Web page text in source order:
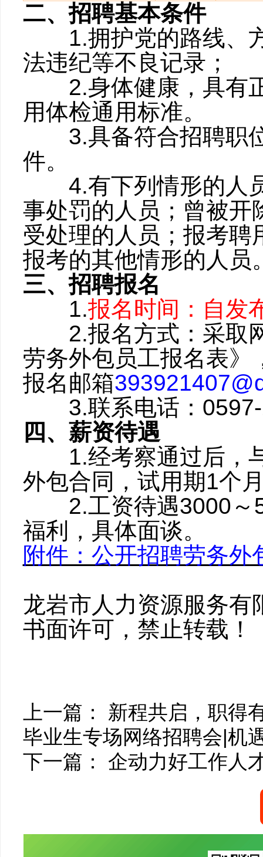
二、招聘基本条件
1.拥护党的路线、方
法违纪等不良记录；
2.身体健康，具有正
用体检通用标准。
3.具备符合招聘职位
件。
4.有下列情形的人员
事处罚的人员；曾被开
受处理的人员；报考聘
报考的其他情形的人员
三、招聘报名
1.报名时间：自发
2.报名方式：采取网
劳务外包员工报名表》
报名邮箱
3.联系电话：0597-
四、薪资待遇
1.经考察通过后，与
外包合同，试用期1个
2.工资待遇3000～
福利，具体面谈。
附件：公开招聘劳务外
龙岩市人力资源服务有
书面许可，禁止转载！
上一篇：
新程共启，职得
毕业生专场网络招聘会|机
下一篇：
企动力好工作人